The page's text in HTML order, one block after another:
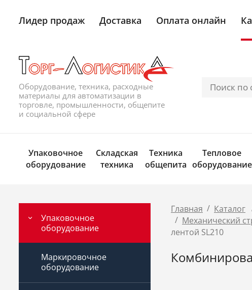
Лидер продаж Доставка Оплата онлайн
Оборудование, техника, расходные
материалы для автоматизации в
торговле, промышленности, общепите
и социальной сфере
Упаковочное
оборудование
Складская
техника
Техника
общепита
Тепловое
оборудование
Упаковочное
оборудование
Маркировочное
оборудование
Главная / Каталог
/ Механический
лентой SL210